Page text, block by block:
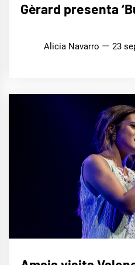
Gèrard presenta
Alicia Navarro 23